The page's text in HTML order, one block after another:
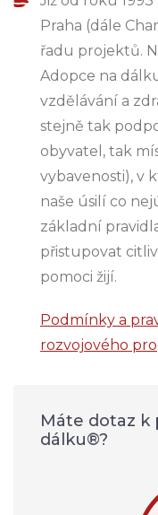
Praha (dále
řadu projektů.
Adopce na
vzdělávání a
stejně tak
obyvatel, tak
vybavenosti), v
naše úsilí co
základní
přistupovat
pomoci žijí.
Podmínky a
rozvojového
Máte dotaz k
dálku®?